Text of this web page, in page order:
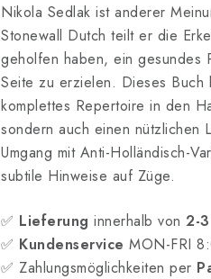
Nikola Sedlak ist anderer
Stonewall Dutch teilt er die
geholfen haben, ein gesundes
Seite zu erzielen. Dieses Buch
komplettes Repertoire in den
sondern auch einen nützlichen
Umgang mit Anti-Holländisch-
subtile Hinweise auf Züge.
✅ Lieferung innerhalb von 2-
✅ Kundenservice MON-FRI
✅ Zahlungsmöglichkeiten per